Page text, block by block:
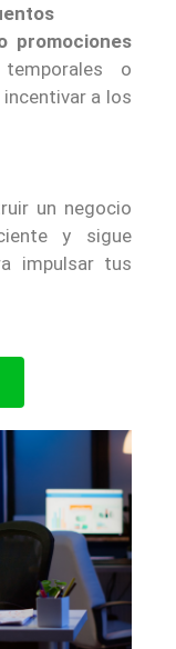
promociones
o
a los
un negocio
y sigue
impulsar tus